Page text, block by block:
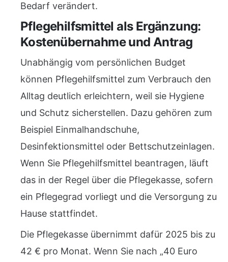
Bedarf verändert.
Pflegehilfsmittel als Ergänzung:
Kostenübernahme und Antrag
Unabhängig vom persönlichen Budget
können Pflegehilfsmittel zum Verbrauch den
Alltag deutlich erleichtern, weil sie Hygiene
und Schutz sicherstellen. Dazu gehören zum
Beispiel Einmalhandschuhe,
Desinfektionsmittel oder Bettschutzeinlagen.
Wenn Sie Pflegehilfsmittel beantragen, läuft
das in der Regel über die Pflegekasse, sofern
ein Pflegegrad vorliegt und die Versorgung zu
Hause stattfindet.
Die Pflegekasse übernimmt dafür 2025 bis zu
42 € pro Monat. Wenn Sie nach „40 Euro